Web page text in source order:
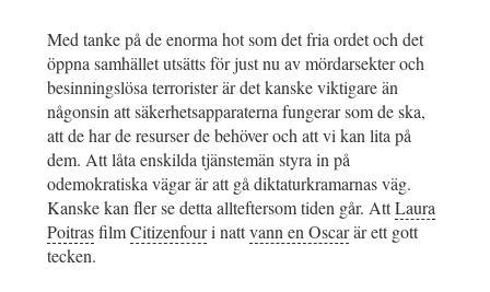
Med tanke på de enorma hot som det fria ordet och det
öppna samhället utsätts för just nu av mördarsekter och
besinningslösa terrorister är det kanske viktigare än
någonsin att säkerhetsapparaterna fungerar som de ska,
att de har de resurser de behöver och att vi kan lita på
dem. Att låta enskilda tjänstemän styra in på
odemokratiska vägar är att gå diktaturkramarnas väg.
Kanske kan fler se detta allteftersom tiden går. AttLaura
PoitrasfilmCitizenfouri nattvann en Oscarär ett gott
tecken.